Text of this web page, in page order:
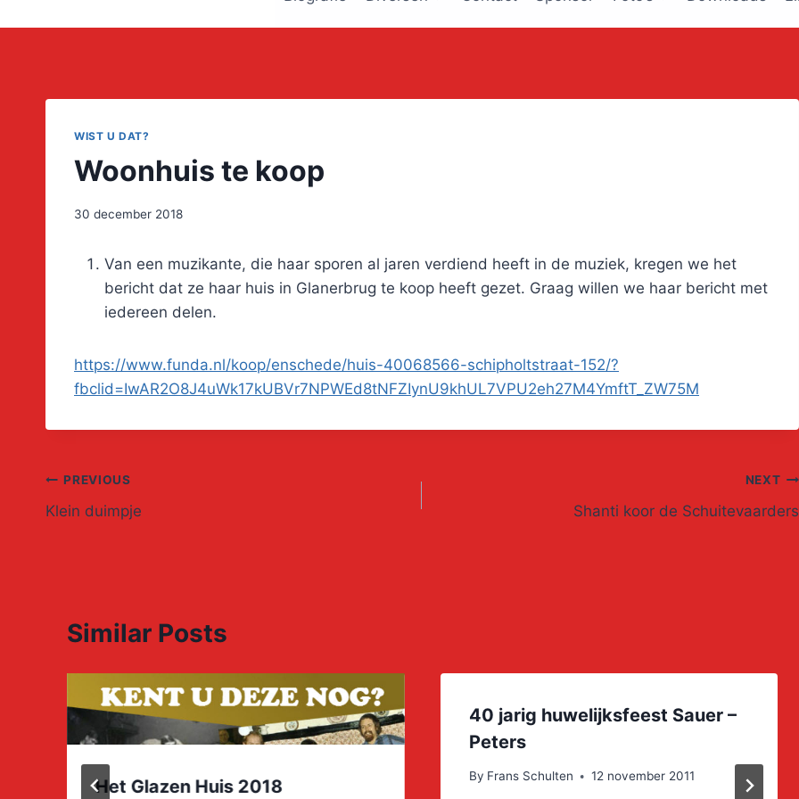
WIST U DAT?
Woonhuis te koop
30 december 2018
Van een muzikante, die haar sporen al jaren verdiend heeft in de muziek, kregen we het
bericht dat ze haar huis in Glanerbrug te koop heeft gezet. Graag willen we haar bericht met
iedereen delen.
https://www.funda.nl/koop/enschede/huis-40068566-schipholtstraat-152/?
fbclid=IwAR2O8J4uWk17kUBVr7NPWEd8tNFZIynU9khUL7VPU2eh27M4YmftT_ZW75M
Post
navigation
PREVIOUS
Klein duimpje
NEXT
Shanti koor de Schuitevaarders
Similar Posts
Het Glazen Huis 2018
40 jarig huwelijksfeest Sauer –
Peters
By Frans Schulten 12 november 2011